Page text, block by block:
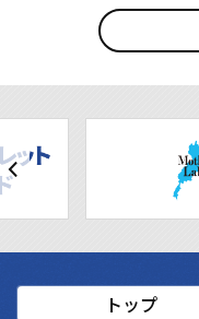
トップ